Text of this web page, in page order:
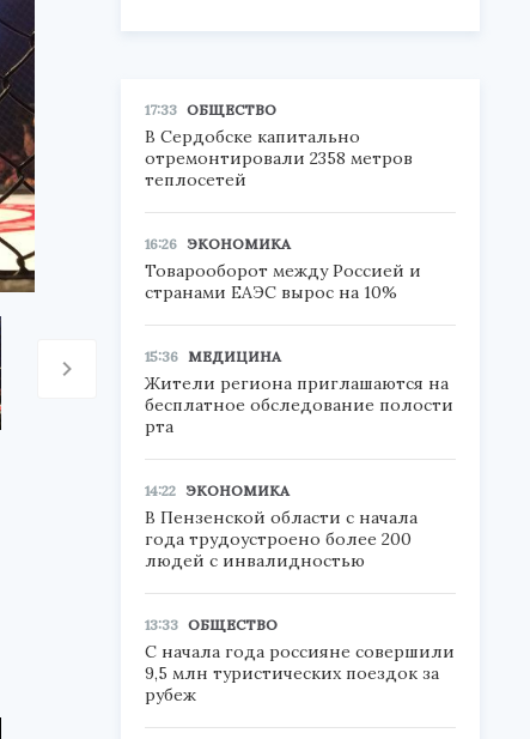
17:33 ОБЩЕСТВО
В Сердобске капитально
отремонтировали 2358 метров
теплосетей
16:26 ЭКОНОМИКА
Товарооборот между Россией и
странами ЕАЭС вырос на 10%
15:36 МЕДИЦИНА
Жители региона приглашаются на
бесплатное обследование полости
рта
14:22 ЭКОНОМИКА
В Пензенской области с начала
года трудоустроено более 200
людей с инвалидностью
13:33 ОБЩЕСТВО
С начала года россияне совершили
9,5 млн туристических поездок за
рубеж